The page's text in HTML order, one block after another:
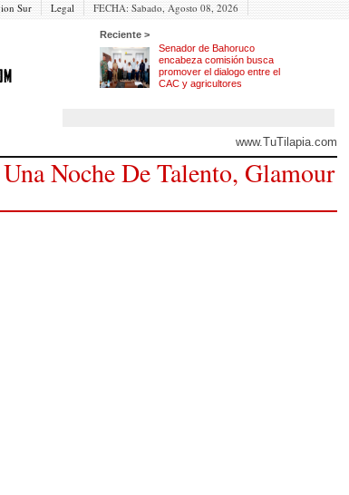
Sur Legal FECHA: Sabado, Agosto 08, 2026
Reciente >
Senador de Bahoruco
encabeza comisión busca
promover el dialogo entre el
CAC y agricultores
www.TuTilapia.com
Noche De Talento, Glamour